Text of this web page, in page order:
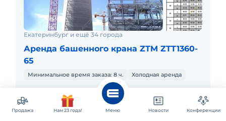
Екатеринбург и ещё 34 города
Аренда башенного крана ZTM ZTT1360-
65
Минимальное время заказа: 8 ч. Холодная аренда
Монокабина - ZTM (Vision) 4.2x1.4x2.1м; Секция башни
ZL42 (4,2х4,2х5,7м); Температурный режим:- 20° ~ + 40°
C Анкерное основание FB42A; Высота свободного
стояни
Другие объявления
Продажа Нам 23 года! Меню Новости Конференции